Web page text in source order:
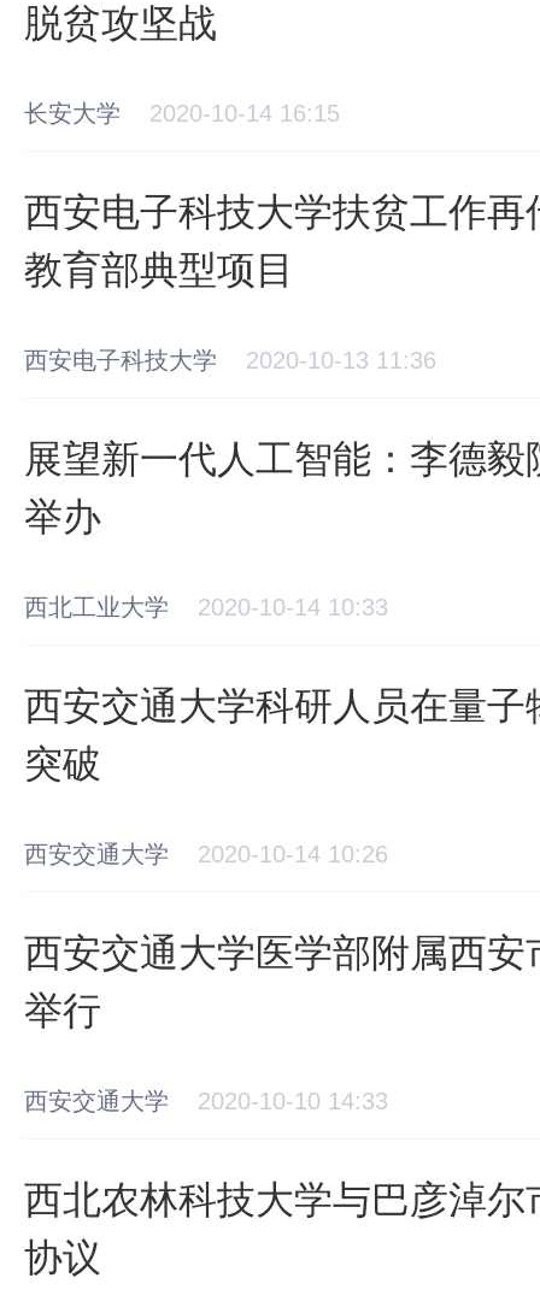
脱贫攻坚战
长安大学 2020-10-14 16:15
西安电子科技大学扶贫工作
教育部典型项目
西安电子科技大学 2020-10-13 11:36
展望新一代人工智能：李德
举办
西北工业大学 2020-10-14 10:33
西安交通大学科研人员在量
突破
西安交通大学 2020-10-14 10:26
西安交通大学医学部附属西
举行
西安交通大学 2020-10-10 14:33
西北农林科技大学与巴彦淖
协议